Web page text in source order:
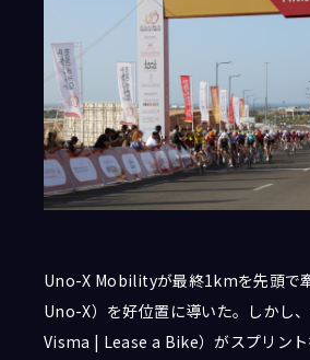
Uno-X Mobilityが最終1kmを先頭で
Uno-X）を好位置に導いた。しかし
Visma | Lease a Bike）がスプリン